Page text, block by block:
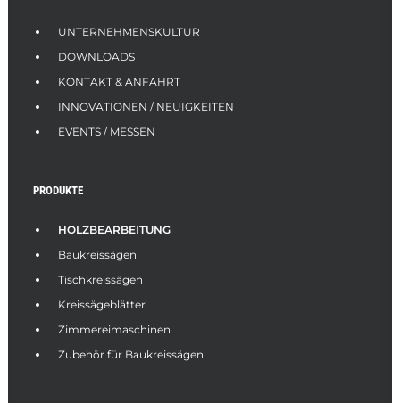
UNTERNEHMENSKULTUR
DOWNLOADS
KONTAKT & ANFAHRT
INNOVATIONEN / NEUIGKEITEN
EVENTS / MESSEN
PRODUKTE
HOLZBEARBEITUNG
Baukreissägen
Tischkreissägen
Kreissägeblätter
Zimmereimaschinen
Zubehör für Baukreissägen